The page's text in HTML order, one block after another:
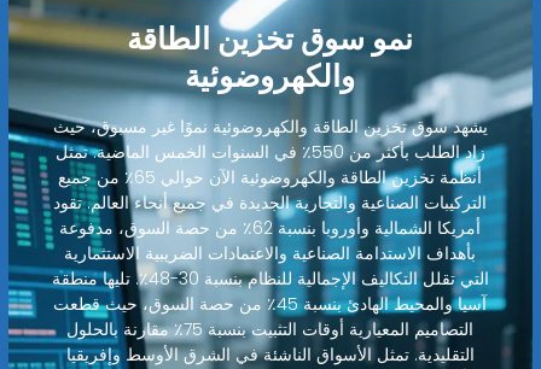
نمو سوق تخزين الطاقة
والكهروضوئية
يشهد سوق تخزين الطاقة والكهروضوئية نموًا غير مسبوق، حيث
زاد الطلب بأكثر من 550٪ في السنوات الخمس الماضية. تمثل
أنظمة تخزين الطاقة والكهروضوئية الآن حوالي 65٪ من جميع
التركيبات الصناعية والتجارية الجديدة في جميع أنحاء العالم. تقود
أمريكا الشمالية وأوروبا بنسبة 62٪ من حصة السوق، مدفوعة
بأهداف الاستدامة الصناعية والاعتمادات الضريبية الاستثمارية
التي تقلل التكاليف الإجمالية للنظام بنسبة 30-48٪. تليها منطقة
آسيا والمحيط الهادئ بنسبة 45٪ من حصة السوق، حيث قطعت
التصاميم المعيارية أوقات التثبيت بنسبة 75٪ مقارنة بالحلول
التقليدية. تمثل الأسواق الناشئة في الشرق الأوسط وإفريقيا